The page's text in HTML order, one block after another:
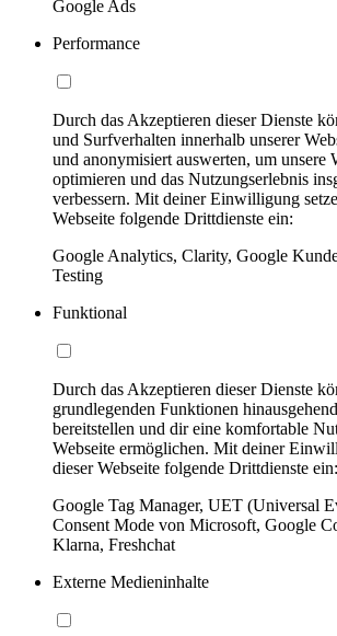
Google Ads
Performance
Durch das Akzeptieren dieser Dienste
und Surfverhalten innerhalb unserer
und anonymisiert auswerten, um unsere
optimieren und das Nutzungserlebnis
verbessern. Mit deiner Einwilligung
Webseite folgende Drittdienste ein:
Google Analytics, Clarity, Google
Testing
Funktional
Durch das Akzeptieren dieser Dienste
grundlegenden Funktionen
bereitstellen und dir eine komfortable
Webseite ermöglichen. Mit deiner
dieser Webseite folgende Drittdienste ein:
Google Tag Manager, UET (Universal
Consent Mode von Microsoft, Google
Klarna, Freshchat
Externe Medieninhalte